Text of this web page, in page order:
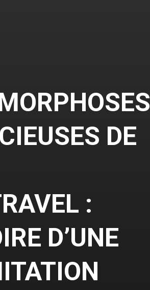
DE
:
D’UNE